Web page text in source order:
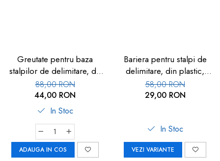
Greutate pentru baza
stalpilor de delimitare, de
cauciuc, 360x39mm
88,00 RON
44,00 RON
In Stoc
ADAUGA IN COS
Bariera pentru stalpi de
delimitare, din plastic,
860mm
58,00 RON
29,00 RON
In Stoc
VEZI VARIANTE